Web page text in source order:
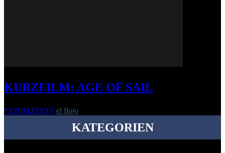
KURZFILM: AGE OF SAIL
*ANIMATION el flojo
KATEGORIEN